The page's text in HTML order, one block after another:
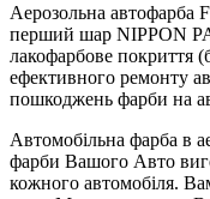
Аерозольна
перший шар NIPPON
лакофарбове покриття
ефективного ремонту
пошкоджень фарби на
Автомобільна фарба в
фарби Вашого Авто
кожного автомобіля.